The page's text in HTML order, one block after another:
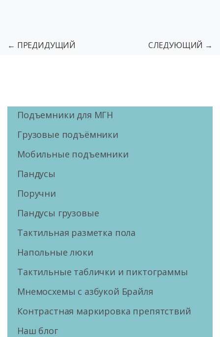
← ПРЕДИДУЩИЙ СЛЕДУЮЩИЙ →
Подъемники для МГН
Грузовые подъёмники
Мобильные подъемники
Пандусы
Поручни
Пандусы грузовые
Тактильная разметка пола
Напольные люки
Тактильные таблички и пиктограммы
Мнемосхемы с азбукой Брайля
Контрастная маркировка препятствий
Наш блог